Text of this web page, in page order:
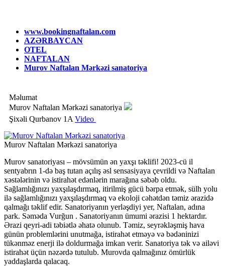
www.bookingnaftalan.com
AZƏRBAYCAN
OTEL
NAFTALAN
Murov Naftalan Mərkəzi sanatoriya
Məlumat
Murov Naftalan Mərkəzi sanatoriya
Şixəli Qurbanov 1A Video
Murov Naftalan Mərkəzi sanatoriya
Murov sanatoriyası – mövsümün ən yaxşı təklifi! 2023-cü il
sentyabrın 1-də baş tutan açılış əsl sensasiyaya çevrildi və Naftalan
xəstələrinin və istirahət edənlərin marağına səbəb oldu.
Sağlamlığınızı yaxşılaşdırmaq, itirilmiş gücü bərpa etmək, sülh yolu
ilə sağlamlığınızı yaxşılaşdırmaq və ekoloji cəhətdən təmiz ərazidə
qalmağı təklif edir. Sanatoriyanın yerləşdiyi yer, Naftalan, adına
park. Səməda Vurğun . Sanatoriyanın ümumi ərazisi 1 hektardır.
Ərazi qeyri-adi təbiətlə əhatə olunub. Təmiz, seyrəkləşmiş hava
günün problemlərini unutmağa, istirahət etməyə və bədəninizi
tükənməz enerji ilə doldurmağa imkan verir. Sanatoriya tək və ailəvi
istirahət üçün nəzərdə tutulub. Murovda qalmağınız ömürlük
yaddaşlarda qalacaq.